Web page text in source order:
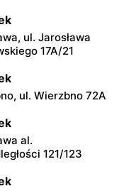
ul. Jarosława
17A/21
ul. Wierzbno 72A
al.
121/123